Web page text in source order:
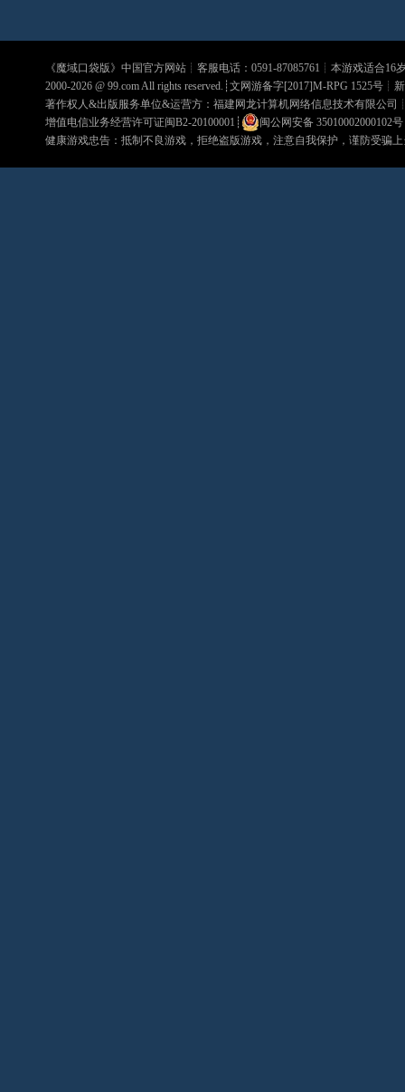
《魔域口袋版》中国官方网站┊客服电话：0591-87085761┊本游戏适合16
2000-2026 @ 99.comAll rights reserved.┊文网游备字[2017]M-RPG 1525号┊
著作权人&出版服务单位&运营方：福建网龙计算机网络信息技术有限公司
增值电信业务经营许可证闽B2-20100001 ┊ 闽公网安备 35010002000102号
健康游戏忠告：抵制不良游戏，拒绝盗版游戏，注意自我保护，谨防受骗